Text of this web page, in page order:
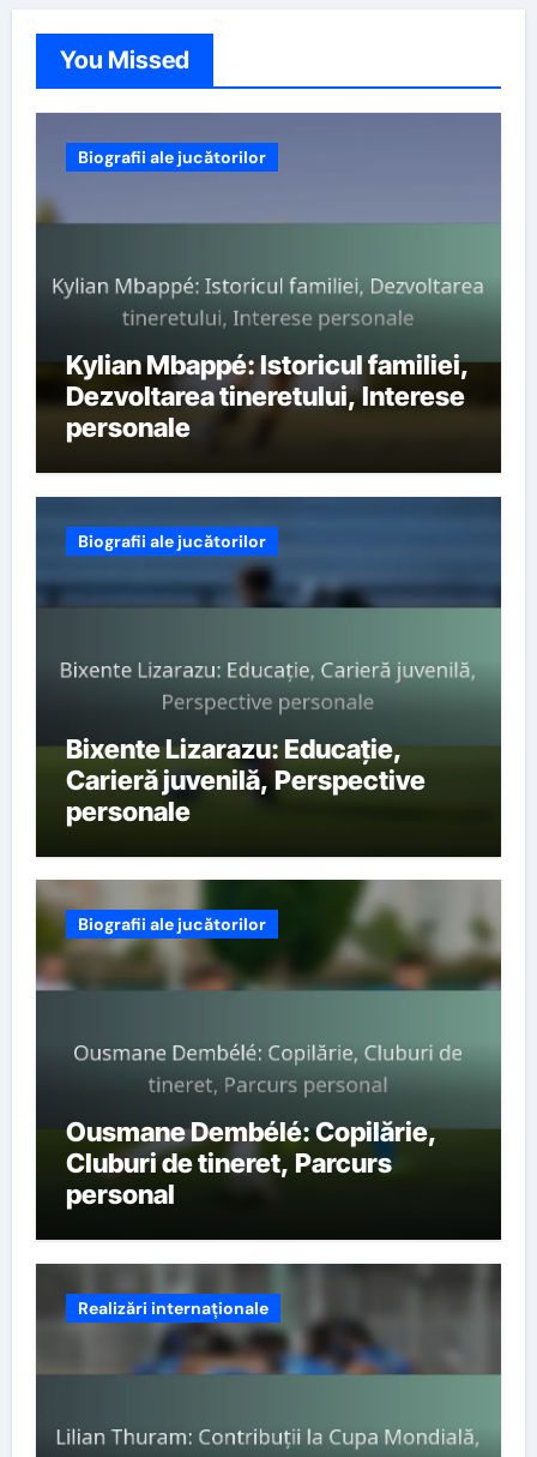
You Missed
Biografii ale jucătorilor
Kylian Mbappé: Istoricul familiei,
Dezvoltarea tineretului, Interese
personale
Biografii ale jucătorilor
Bixente Lizarazu: Educație,
Carieră juvenilă, Perspective
personale
Biografii ale jucătorilor
Ousmane Dembélé: Copilărie,
Cluburi de tineret, Parcurs
personal
Realizări internaționale